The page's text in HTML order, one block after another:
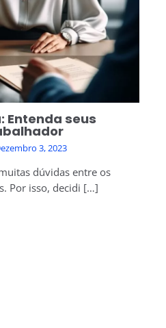
Entenda seus
3, 2023
dúvidas entre os
Por isso, decidi […]